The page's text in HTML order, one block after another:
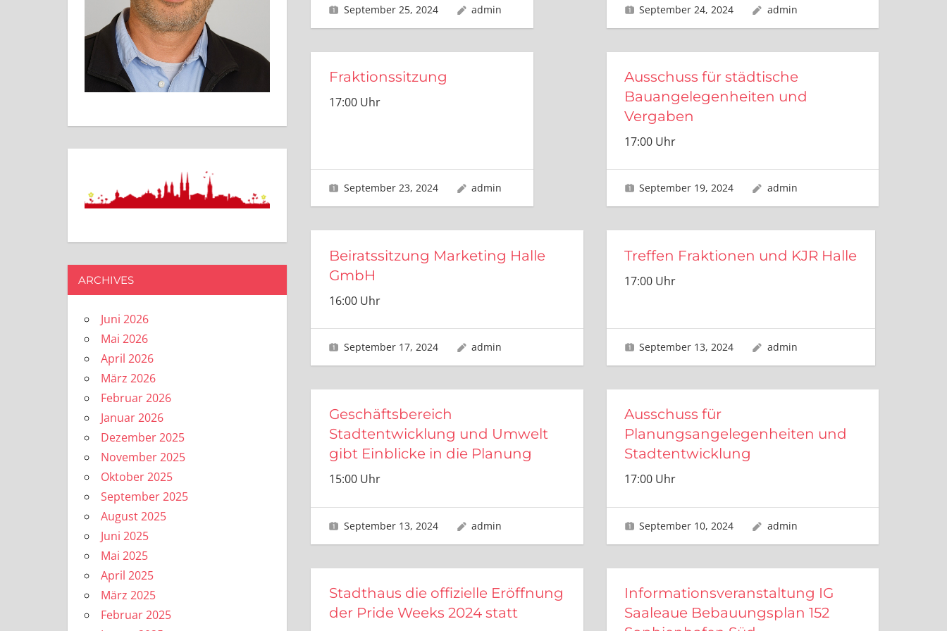
September 25, 2024 admin September 24, 2024 admin
Fraktionssitzung
17:00 Uhr
September 23, 2024 admin
Ausschuss für städtische
Bauangelegenheiten und
Vergaben
17:00 Uhr
September 19, 2024 admin
Beiratssitzung Marketing Halle
GmbH
16:00 Uhr
September 17, 2024 admin
Treffen Fraktionen und KJR Halle
17:00 Uhr
September 13, 2024 admin
Geschäftsbereich
Stadtentwicklung und Umwelt
gibt Einblicke in die Planung
15:00 Uhr
September 13, 2024 admin
Ausschuss für
Planungsangelegenheiten und
Stadtentwicklung
17:00 Uhr
September 10, 2024 admin
Stadthaus die offizielle Eröffnung
der Pride Weeks 2024 statt
Informationsveranstaltung IG
Saaleaue Bebauungsplan 152
ARCHIVES
Juni 2026
Mai 2026
April 2026
März 2026
Februar 2026
Januar 2026
Dezember 2025
November 2025
Oktober 2025
September 2025
August 2025
Juni 2025
Mai 2025
April 2025
März 2025
Februar 2025